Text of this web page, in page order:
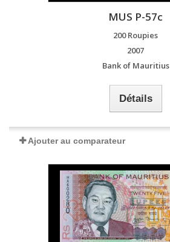
MUS P-57c
200 Roupies
2007
Bank of Mauritius
Détails
Ajouter au comparateur